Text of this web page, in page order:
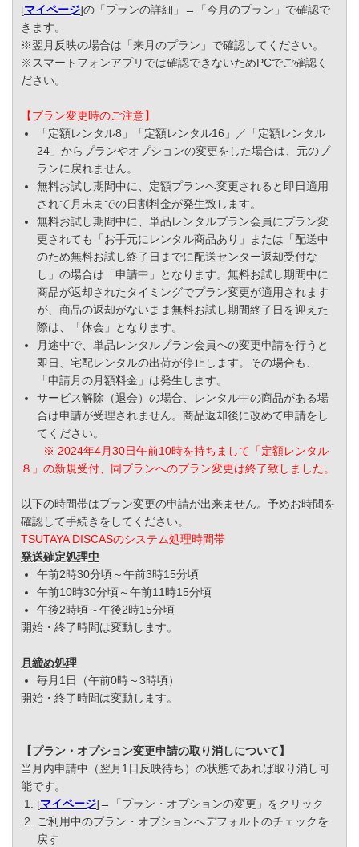
[マイページ]の「プランの詳細」→「今月のプラン」で確認で
きます。
※翌月反映の場合は「来月のプラン」で確認してください。
※スマートフォンアプリでは確認できないためPCでご確認く
ださい。
【プラン変更時のご注意】
「定額レンタル8」「定額レンタル16」／「定額レンタル
24」からプランやオプションの変更をした場合は、元のプ
ランに戻れません。
無料お試し期間中に、定額プランへ変更されると即日適用
されて月末までの日割料金が発生致します。
無料お試し期間中に、単品レンタルプラン会員にプラン変
更されても「お手元にレンタル商品あり」または「配送中
のため無料お試し終了日までに配送センター返却受付な
し」の場合は「申請中」となります。無料お試し期間中に
商品が返却されたタイミングでプラン変更が適用されます
が、商品の返却がないまま無料お試し期間終了日を迎えた
際は、「休会」となります。
月途中で、単品レンタルプラン会員への変更申請を行うと
即日、宅配レンタルの出荷が停止します。その場合も、
「申請月の月額料金」は発生します。
サービス解除（退会）の場合、レンタル中の商品がある場
合は申請が受理されません。商品返却後に改めて申請をし
てください。
※ 2024年4月30日午前10時を持ちまして「定額レンタル
８」の新規受付、同プランへのプラン変更は終了致しました。
以下の時間帯はプラン変更の申請が出来ません。予めお時間を
確認して手続きをしてください。
TSUTAYA DISCASのシステム処理時間帯
発送確定処理中
午前2時30分頃～午前3時15分頃
午前10時30分頃～午前11時15分頃
午後2時頃～午後2時15分頃
開始・終了時間は変動します。
月締め処理
毎月1日（午前0時～3時頃）
開始・終了時間は変動します。
【プラン・オプション変更申請の取り消しについて】
当月内申請中（翌月1日反映待ち）の状態であれば取り消し可
能です。
[マイページ]→「プラン・オプションの変更」をクリック
ご利用中のプラン・オプションへデフォルトのチェックを
戻す